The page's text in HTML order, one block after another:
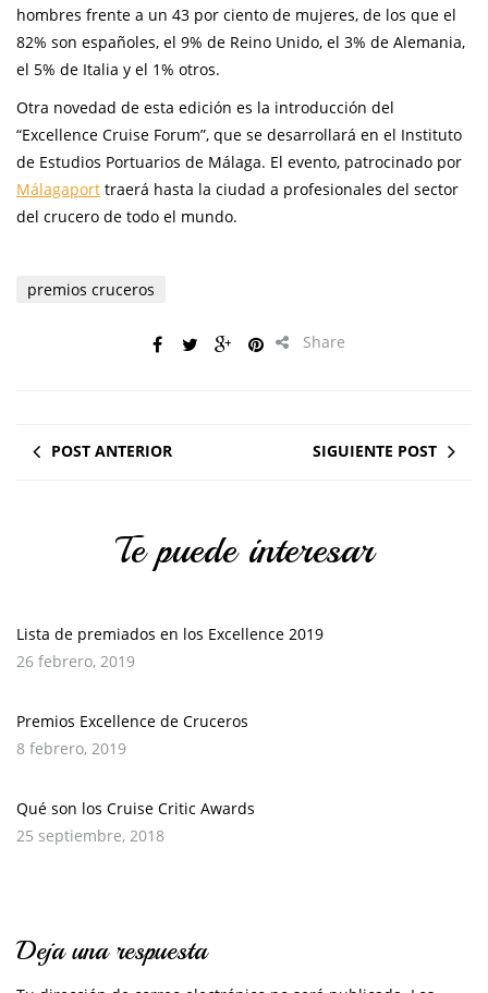
hombres frente a un 43 por ciento de mujeres, de los que el
82% son españoles, el 9% de Reino Unido, el 3% de Alemania,
el 5% de Italia y el 1% otros.
Otra novedad de esta edición es la introducción del
“Excellence Cruise Forum”, que se desarrollará en el Instituto
de Estudios Portuarios de Málaga. El evento, patrocinado por
Málagaport traerá hasta la ciudad a profesionales del sector
del crucero de todo el mundo.
premios cruceros
Share
POST ANTERIOR SIGUIENTE POST
Te puede interesar
Lista de premiados en los Excellence 2019
26 febrero, 2019
Premios Excellence de Cruceros
8 febrero, 2019
Qué son los Cruise Critic Awards
25 septiembre, 2018
Deja una respuesta